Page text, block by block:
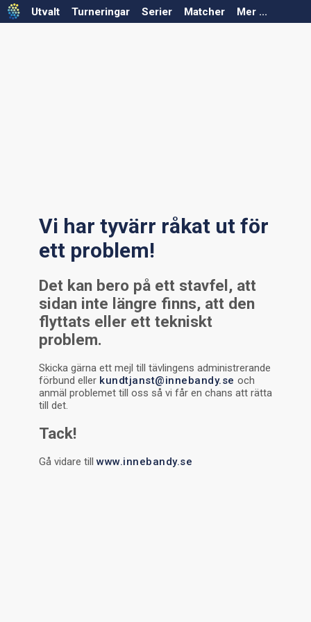
Utvalt Turneringar Serier Matcher Mer ...
Vi har tyvärr råkat ut för
ett problem!
Det kan bero på ett stavfel, att
sidan inte längre finns, att den
flyttats eller ett tekniskt
problem.
Skicka gärna ett mejl till tävlingens administrerande
förbund eller kundtjanst@innebandy.se och
anmäl problemet till oss så vi får en chans att rätta
till det.
Tack!
Gå vidare till www.innebandy.se